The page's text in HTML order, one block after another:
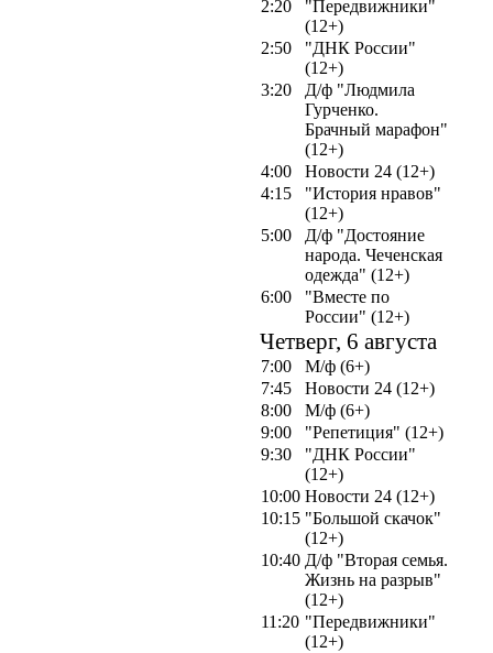
2:20
"Передвижники"
(12+)
2:50
"ДНК России"
(12+)
3:20
Д/ф "Людмила
Гурченко.
Брачный марафон"
(12+)
4:00
Новости 24 (12+)
4:15
"История нравов"
(12+)
5:00
Д/ф "Достояние
народа. Чеченская
одежда" (12+)
6:00
"Вместе по
России" (12+)
Четверг, 6 августа
7:00
М/ф (6+)
7:45
Новости 24 (12+)
8:00
М/ф (6+)
9:00
"Репетиция" (12+)
9:30
"ДНК России"
(12+)
10:00 Новости 24 (12+)
10:15 "Большой скачок"
(12+)
10:40 Д/ф "Вторая семья.
Жизнь на разрыв"
(12+)
11:20 "Передвижники"
(12+)